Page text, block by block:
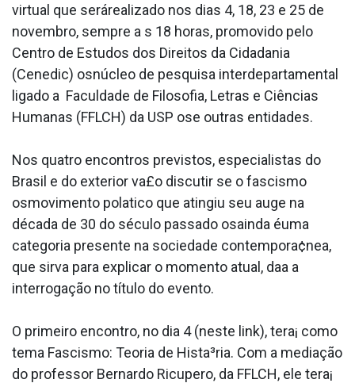
virtual que serárealizado nos dias 4, 18, 23 e 25 de
novembro, sempre a s 18 horas, promovido pelo
Centro de Estudos dos Direitos da Cidadania
(Cenedic) osnúcleo de pesquisa interdepartamental
ligado a Faculdade de Filosofia, Letras e Ciências
Humanas (FFLCH) da USP ose outras entidades.
Nos quatro encontros previstos, especialistas do
Brasil e do exterior va£o discutir se o fascismo
osmovimento pola­tico que atingiu seu auge na
década de 30 do século passado osainda éuma
categoria presente na sociedade contempora¢nea,
que sirva para explicar o momento atual, daa­ a
interrogação no tí­tulo do evento.
O primeiro encontro, no dia 4 (neste link), tera¡ como
tema Fascismo: Teoria de Hista³ria. Com a mediação
do professor Bernardo Ricupero, da FFLCH, ele tera¡